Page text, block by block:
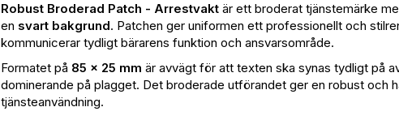
Robust Broderad Patch - Arrestvakt är ett broderat tjänstemärke
en svart bakgrund. Patchen ger uniformen ett professionellt och
kommunicerar tydligt bärarens funktion och ansvarsområde.
Formatet på 85 x 25 mm är avvägt för att texten ska synas tydligt på
dominerande på plagget. Det broderade utförandet ger en robust och
tjänsteanvändning.